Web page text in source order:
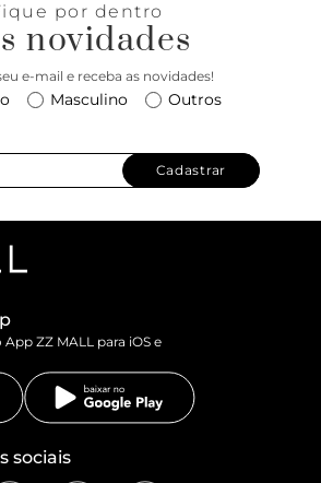
por dentro
novidades
e-mail e receba as novidades!
Masculino Outros
Cadastrar
ZZ MALL para iOS e
sociais